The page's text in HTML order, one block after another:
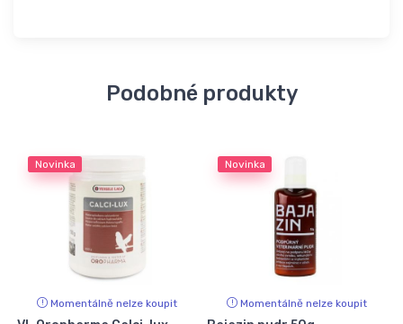
Podobné produkty
Novinka
Momentálně nelze koupit
Novinka
Momentálně nelze koupit